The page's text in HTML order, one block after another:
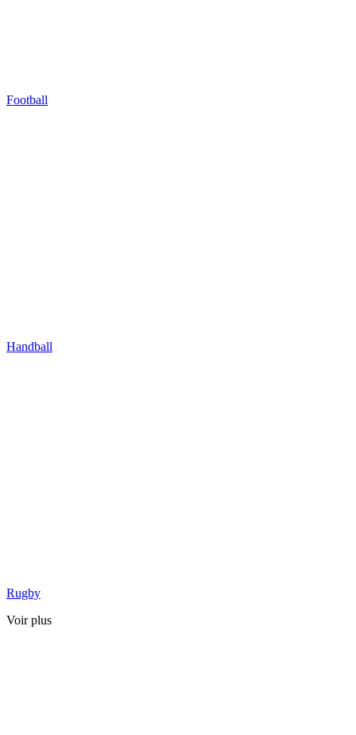
Football
Handball
Rugby
Voir plus